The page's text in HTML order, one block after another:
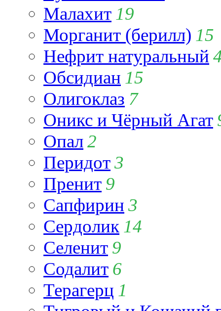
Малахит 19
Морганит (берилл) 15
Нефрит натуральный
Обсидиан 15
Олигоклаз 7
Оникс и Чёрный Агат
Опал2
Перидот3
Пренит 9
Сапфирин 3
Сердолик 14
Селенит 9
Содалит 6
Терагерц 1